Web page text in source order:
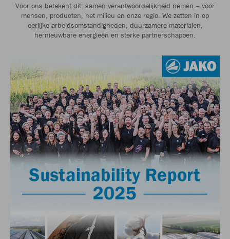
Voor ons betekent dit: samen verantwoordelijkheid nemen – voor
mensen, producten, het milieu en onze regio. We zetten in op
eerlijke arbeidsomstandigheden, duurzamere materialen,
hernieuwbare energieën en sterke partnerschappen.